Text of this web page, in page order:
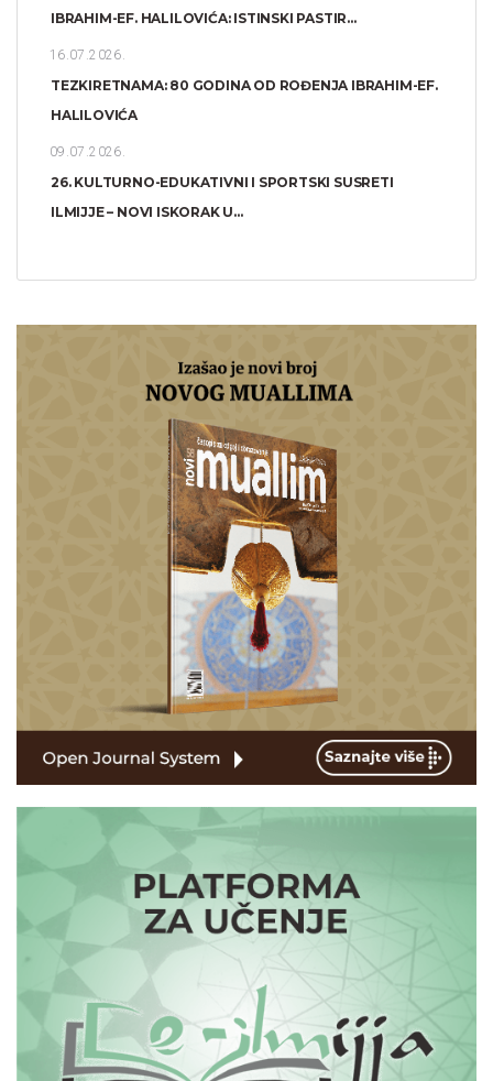
IBRAHIM-EF. HALILOVIĆA: ISTINSKI PASTIR...
16.07.2026.
TEZKIRETNAMA: 80 GODINA OD ROĐENJA IBRAHIM-EF.
HALILOVIĆA
09.07.2026.
26. KULTURNO-EDUKATIVNI I SPORTSKI SUSRETI
ILMIJJE – NOVI ISKORAK U...